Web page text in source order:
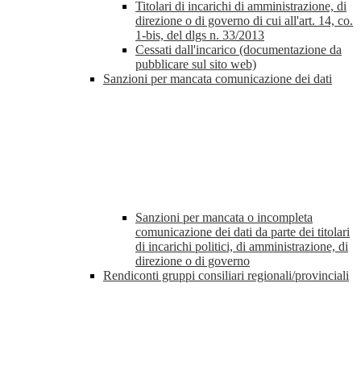
Titolari di incarichi di amministrazione, di
direzione o di governo di cui all'art. 14, co.
1-bis, del dlgs n. 33/2013
Cessati dall'incarico (documentazione da
pubblicare sul sito web)
Sanzioni per mancata comunicazione dei dati
Sanzioni per mancata o incompleta
comunicazione dei dati da parte dei titolari
di incarichi politici, di amministrazione, di
direzione o di governo
Rendiconti gruppi consiliari regionali/provinciali